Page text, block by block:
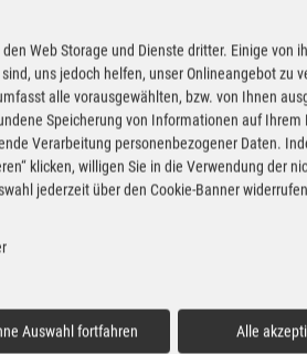
7er den Porsche Panamera.
war der Mercedes-Benz GLK/GLC und
der VW Caddy. Im Vormonat
und der VW T6 die Nase vorn gehabt.
Fords müssen in die
Deutschland 101 319 Fahrzeuge in die
Starterbatterie bestehe auch dann
nur stehe. Medienberichten
Web Storage und Dienste dritter. Einige von
uns jedoch helfen, unser Onlineangebot zu
alle vorausgewählten, bzw. von Ihnen
Speicherung von Informationen auf Ihrem
Verarbeitung personenbezogener Daten.
klicken, willigen Sie in die Verwendung der
jederzeit über den Cookie-Banner
Auswahl fortfahren Alle